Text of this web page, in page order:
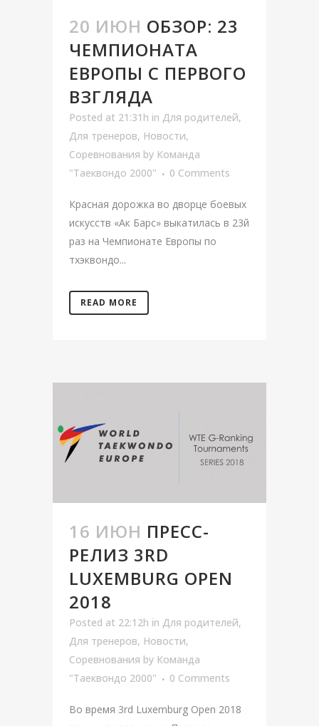
20 ИЮН ОБЗОР: 23
ЧЕМПИОНАТА
ЕВРОПЫ С ПЕРВОГО
ВЗГЛЯДА
Posted at 21:31h in Для родителей,
Для тренеров, Новости,
Соревнования by Команда
"Таеквондо 2000"
0 Comments
Красная дорожка во дворце боевых
искусств «Ак Барс» выкатилась в 23й
раз на Чемпионате Европы по
тхэквондо...
READ MORE
16 ИЮН ПРЕСС-
РЕЛИЗ 3RD
LUXEMBURG OPEN
2018
Posted at 22:12h in Для родителей,
Для тренеров, Новости,
Соревнования by Команда
"Таеквондо 2000"
0 Comments
Во время 3rd Luxemburg Open 2018